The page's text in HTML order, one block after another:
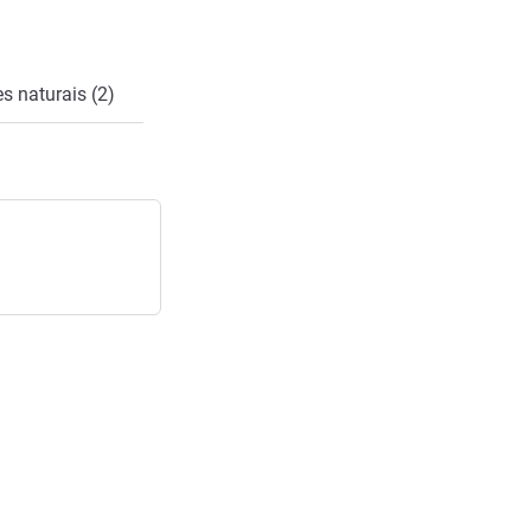
naturais (2)